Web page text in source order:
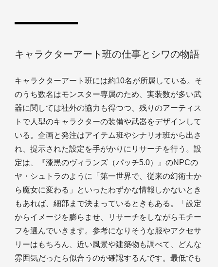
キャラクターアート班の仕事とシワの物語
キャラクターアート班には約10名が所属している。そ
のうち数名はモンスター専属のため、実装数が多い武
器に関しては社外の協力も得つつ、残りのアーティス
トで人型のキャラクターの装備や武器をデザインして
いる。企画と発注はアイテム班やシナリオ班から出さ
れ、提示された設定を手がかりにリサーチを行う。設
定は、『漆黒のヴィランズ（パッチ5.0）』のNPCの
ヤ・シュトラのように「第一世界で、従来の幻術士か
ら魔女に変わる」といったわずかな情報しかないとき
もあれば、細部まで決まっているときもある。「設定
からイメージを膨らませ、リサーチをしながらモチー
フを選んでいきます。参考になりそうな服やアクセサ
リーはもちろん、近い風景や建築物も調べて、どんな
雰囲気だったら似合うのか確認するんです。最低でも